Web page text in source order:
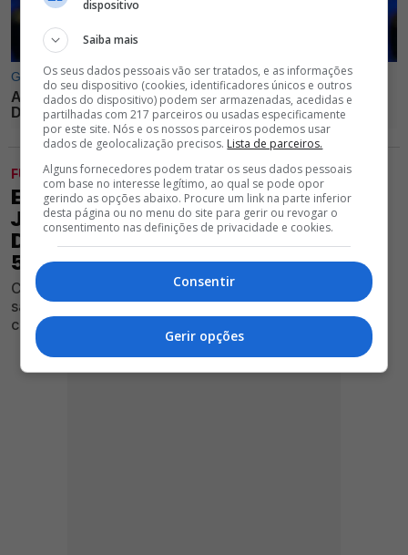
FUTEBOL
EXCLUSIVO GLORIOSO 1904 -
JOAQUIM NICOLAU AVALIA PÉROLA
DO BENFICA: "VALE MAIS DO QUE
50M"
Conhecido ator e adepto encarnado analisou possível
saída de pupilo de Marco Silva, que tem sido muito
cobiçado neste mercado
dispositivo
Saiba mais
Os seus dados pessoais vão ser tratados, e as informações
do seu dispositivo (cookies, identificadores únicos e outros
dados do dispositivo) podem ser armazenadas, acedidas e
partilhadas com 217 parceiros ou usadas especificamente
por este site. Nós e os nossos parceiros podemos usar
dados de geolocalização precisos. Lista de parceiros.
Alguns fornecedores podem tratar os seus dados pessoais
com base no interesse legítimo, ao qual se pode opor
gerindo as opções abaixo. Procure um link na parte inferior
desta página ou no menu do site para gerir ou revogar o
consentimento nas definições de privacidade e cookies.
Consentir
Gerir opções